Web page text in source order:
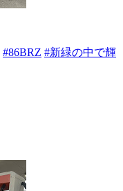
#86BRZ #新緑の中で輝